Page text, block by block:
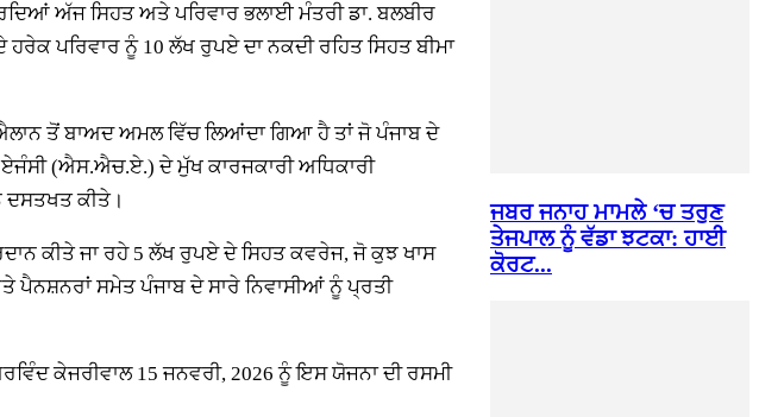
ਅੱਜ ਸਿਹਤ ਅਤੇ ਪਰਿਵਾਰ ਭਲਾਈ ਮੰਤਰੀ ਡਾ. ਬਲਬੀਰ
ਪਰਿਵਾਰ ਨੂੰ 10 ਲੱਖ ਰੁਪਏ ਦਾ ਨਕਦੀ ਰਹਿਤ ਸਿਹਤ ਬੀਮਾ
ਤੋਂ ਬਾਅਦ ਅਮਲ ਵਿੱਚ ਲਿਆਂਦਾ ਗਿਆ ਹੈ ਤਾਂ ਜੋ ਪੰਜਾਬ ਦੇ
(ਐਸ.ਐਚ.ਏ.) ਦੇ ਮੁੱਖ ਕਾਰਜਕਾਰੀ ਅਧਿਕਾਰੀ
ਕੀਤੇ।
ਕੀਤੇ ਜਾ ਰਹੇ 5 ਲੱਖ ਰੁਪਏ ਦੇ ਸਿਹਤ ਕਵਰੇਜ, ਜੋ ਕੁਝ ਖਾਸ
ਸਮੇਤ ਪੰਜਾਬ ਦੇ ਸਾਰੇ ਨਿਵਾਸੀਆਂ ਨੂੰ ਪ੍ਰਤੀ
ਕੇਜਰੀਵਾਲ 15 ਜਨਵਰੀ, 2026 ਨੂੰ ਇਸ ਯੋਜਨਾ ਦੀ ਰਸਮੀ
ਜਬਰ ਜਨਾਹ ਮਾਮਲੇ ‘ਚ ਤਰੁਣ
ਤੇਜਪਾਲ ਨੂੰ ਵੱਡਾ ਝਟਕਾ: ਹਾਈ
ਕੋਰਟ...